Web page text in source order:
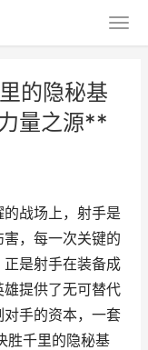
的隐秘基
量之源**
战场上，射手是
，每一次关键的
是射手在装备成
提供了无可替代
手的资本，一套
胜千里的隐秘基